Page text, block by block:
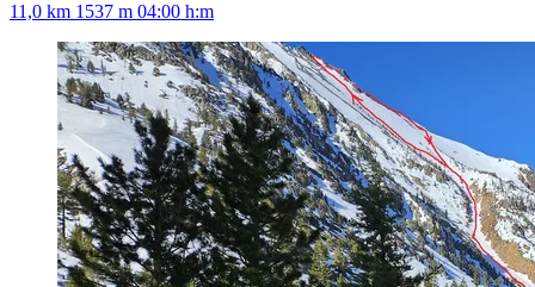
11,0 km 1537 m 04:00 h:m